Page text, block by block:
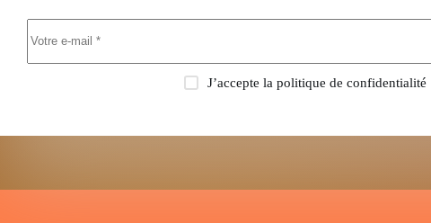
J’accepte la politique de confidentialité